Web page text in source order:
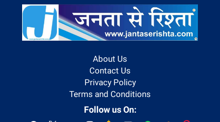
About Us
Contact Us
Privacy Policy
Terms and Conditions
Follow us On: